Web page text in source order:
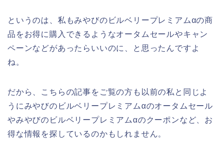
というのは、私もみやびのビルベリープレミアムαの商
品をお得に購入できるようなオータムセールやキャン
ペーンなどがあったらいいのに、と思ったんですよ
ね。
だから、こちらの記事をご覧の方も以前の私と同じよ
うにみやびのビルベリープレミアムαのオータムセール
やみやびのビルベリープレミアムαのクーポンなど、お
得な情報を探しているのかもしれません。